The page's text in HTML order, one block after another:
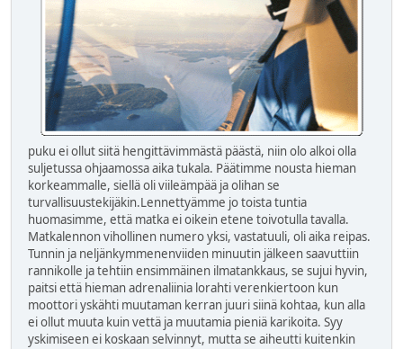
puku ei ollut siitä hengittävimmästä päästä, niin olo alkoi olla
suljetussa ohjaamossa aika tukala. Päätimme nousta hieman
korkeammalle, siellä oli viileämpää ja olihan se
turvallisuustekijäkin.Lennettyämme jo toista tuntia
huomasimme, että matka ei oikein etene toivotulla tavalla.
Matkalennon vihollinen numero yksi, vastatuuli, oli aika reipas.
Tunnin ja neljänkymmenenviiden minuutin jälkeen saavuttiin
rannikolle ja tehtiin ensimmäinen ilmatankkaus, se sujui hyvin,
paitsi että hieman adrenaliinia lorahti verenkiertoon kun
moottori yskähti muutaman kerran juuri siinä kohtaa, kun alla
ei ollut muuta kuin vettä ja muutamia pieniä karikoita. Syy
yskimiseen ei koskaan selvinnyt, mutta se aiheutti kuitenkin